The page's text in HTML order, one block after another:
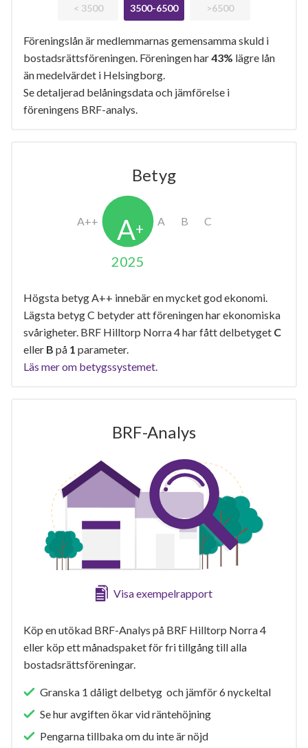
< 3500 3500-6500 >6500
Föreningslån är medlemmarnas gemensamma skuld i
bostadsrättsföreningen. Föreningen har43% lägre lån
än medelvärdet i Helsingborg.
Se detaljerad belåningsdata och jämförelse i
föreningens BRF-analys.
Betyg
2025
Högsta betyg A++ innebär en mycket god ekonomi.
Lägsta betyg C betyder att föreningen har ekonomiska
svårigheter. BRF Hilltorp Norra 4 har fått delbetyget C
eller B på 1 parameter.
Läs mer om betygssystemet.
BRF-Analys
Visa exempelrapport
Köp en utökad BRF-Analys på BRF Hilltorp Norra 4
eller köp ett månadspaket för fri tillgång till alla
bostadsrättsföreningar.
Granska 1 dåligt delbetyg och jämför 6 nyckeltal
Se hur avgiften ökar vid räntehöjning
Pengarna tillbaka om du inte är nöjd